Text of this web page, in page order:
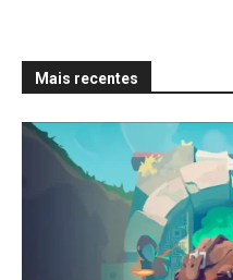
Mais recentes